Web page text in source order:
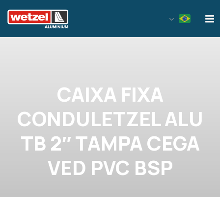
CAIXA FIXA
CONDULETZEL ALU
TB 2″ TAMPA CEGA
VED PVC BSP